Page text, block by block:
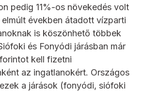
pedig 11%-os növekedés volt
években átadott vízparti
is köszönhető többek
és Fonyódi járásban már
kell fizetni
az ingatlanokért. Országos
a járások (fonyódi, siófoki